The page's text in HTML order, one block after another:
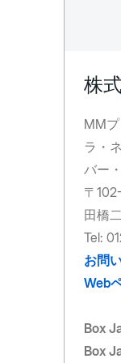
株
MM
ラ・
バー
〒
田橋
Tel:
お問
Web
Box
Box